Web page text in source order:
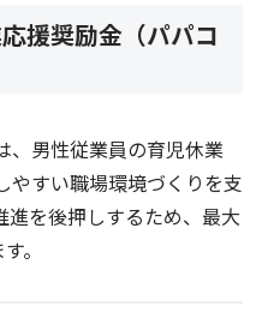
援奨励金（パパコ
、男性従業員の育児休業
やすい職場環境づくりを支
を後押しするため、最大
。